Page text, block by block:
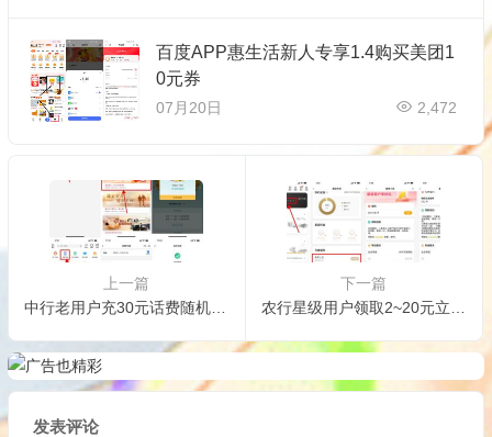
百度APP惠生活新人专享1.4购买美团1
0元券
07月20日 2,472
上一篇
中行老用户充30元话费随机立减
下一篇
发表评论